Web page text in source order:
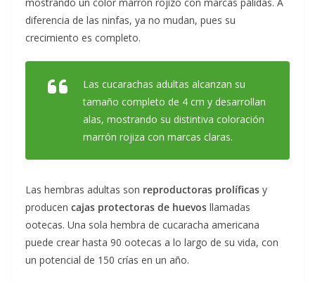
diferencia de las ninfas, ya no mudan, pues su
crecimiento es completo.
Las cucarachas adultas alcanzan su
tamaño completo de 4 cm y desarrollan
alas, mostrando su distintiva coloración
marrón rojiza con marcas claras.
Las hembras adultas son reproductoras prolíficas y
producen cajas protectoras de huevos llamadas
ootecas. Una sola hembra de cucaracha americana
puede crear hasta 90 ootecas a lo largo de su vida, con
un potencial de 150 crías en un año.